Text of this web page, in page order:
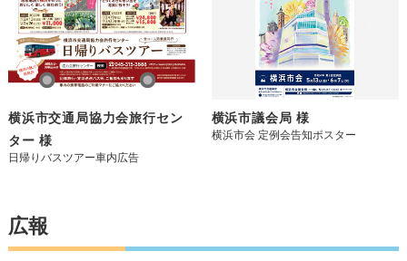
横浜市交通局協力会旅行セン
ター 様
日帰りバスツアー車内広告
横浜市議会局 様
横浜市会 定例会告知ポスター
広報